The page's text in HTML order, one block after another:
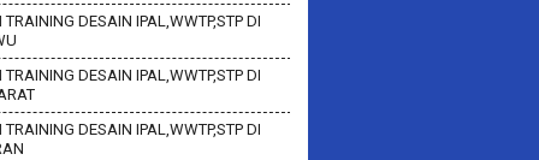
TRAINING DESAIN IPAL,WWTP,STP DI
TRAINING DESAIN IPAL,WWTP,STP DI
TRAINING DESAIN IPAL,WWTP,STP DI